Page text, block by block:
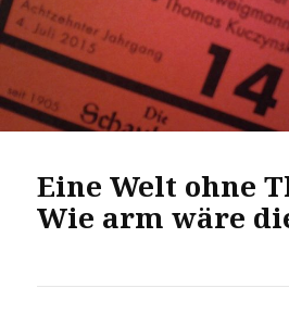
Eine Welt ohne
Wie arm wäre